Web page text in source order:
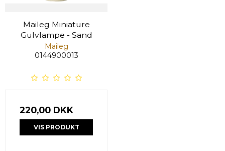
Maileg Miniature
Gulvlampe - Sand
Maileg
0144900013
220,00 DKK
VIS PRODUKT